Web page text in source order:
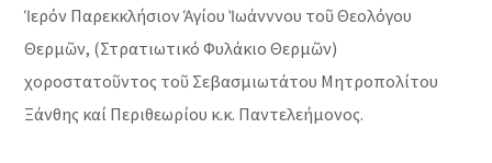
Ἱερόν Παρεκκλήσιον Ἁγίου Ἰωάνννου τοῦ Θεολόγου
Θερμῶν, (Στρατιωτικό Φυλάκιο Θερμῶν)
χοροστατοῦντος τοῦ Σεβασμιωτάτου Μητροπολίτου
Ξάνθης καί Περιθεωρίου κ.κ. Παντελεήμονος.